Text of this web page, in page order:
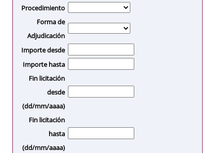
Procedimiento
Forma de
Adjudicación
Importe desde
Importe hasta
Fin licitación
desde
(dd/mm/aaaa)
Fin licitación
hasta
(dd/mm/aaaa)